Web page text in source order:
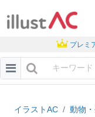
プレミ
イラストAC
動物